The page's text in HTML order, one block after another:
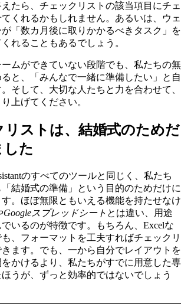
たら、チェックリストの該当項目にチェ
くれるかもしれません。あるいは、ウェ
「数カ月後に取りかかるべきタスク」を
れることもあるでしょう。
ムができていない段階でも、私たちの無
と、「みんなで一緒に準備したい」と自
そして、大切な人たちと力を合わせて、
上げてください。
リストは、結婚式のためだ
した
のすべてのツールと同じく、私たち
結婚式の準備」という目的のためだけに
。ほぼ無限ともいえる機能を持たせなけ
Googleスプレッドシート とは違い、用途
いるのが特徴です。もちろん、Excelな
、フォーマットを工夫すればチェックリ
ます。でも、一から自分でレイアウトを
かけるより、私たちがすでに用意した専
うが、ずっと効率的ではないでしょう